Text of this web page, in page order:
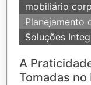
mobiliário
Planejamento
Soluções
A
Tomadas